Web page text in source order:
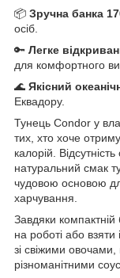
📦 Зручна банка
осіб.
🔑 Легке
для комфортного
🌊 Якісний
Еквадору.
Тунець Condor у
тих, хто хоче
калорій.
натуральний смак
чудовою основою
харчування.
Завдяки
на роботі або
зі свіжими
різноманітними